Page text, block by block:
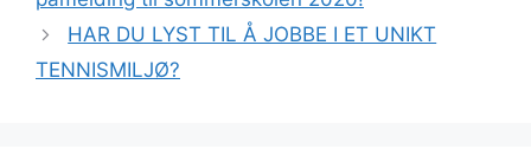
HAR DU LYST TIL Å JOBBE I ET UNIKT
TENNISMILJØ?